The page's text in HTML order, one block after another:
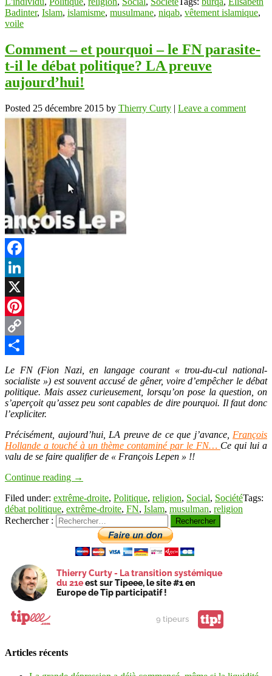
Badinter, Islam, islamisme, musulmane, niqab, vêtement islamique,
voile
Comment – et pourquoi – le FN parasite-
t-il le débat politique? LA preuve
aujourd’hui!
Posted 25 décembre 2015 by Thierry Curty | Leave a comment
Facebook
LinkedIn
X
Pinterest
Copy
Link
Partager
Le FN (Fion Nazi, en langage courant « trou-du-cul national-
socialiste ») est souvent accusé de gêner, voire d’empêcher le débat
politique. Mais assez curieusement, lorsqu’on pose la question, on
s’aperçoit qu’assez peu sont capables de dire pourquoi. Il faut donc
l’expliciter.
Précisément, aujourd’hui, LA preuve de ce que j’avance, François
Hollande a touché à un thème contaminé par le FN… Ce qui lui a
valu de se faire qualifier de « François Lepen » !!
Continue reading →
Filed under: extrême-droite, Politique, religion, Social, SociétéTags:
débat politique, extrême-droite, FN, Islam, musulman, religion
Rechercher :
Thierry Curty - La transition systémique
du 21eest sur Tipeee, le site #1 en
Europe de Tip participatif !
9 tipeurs tip!
Articles récents